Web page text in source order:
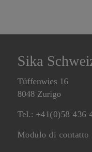
Sika
Tüffenwies 16
8048 Zurigo
Tel.: +41(0)58 436
Modulo di contatto